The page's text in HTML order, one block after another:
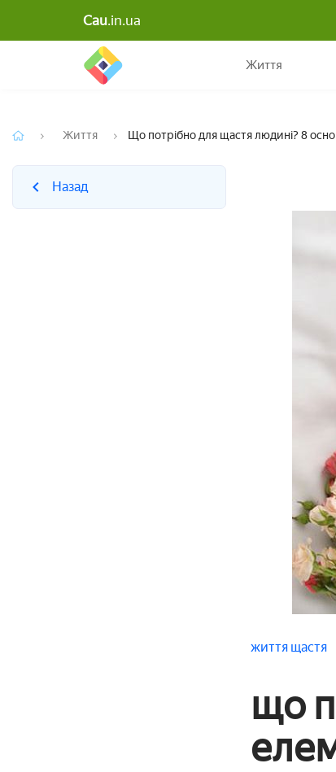
Cau.in.ua
Життя
Назад
Життя Що потрібно для щастя людині? 8
Назад
життя щастя
що